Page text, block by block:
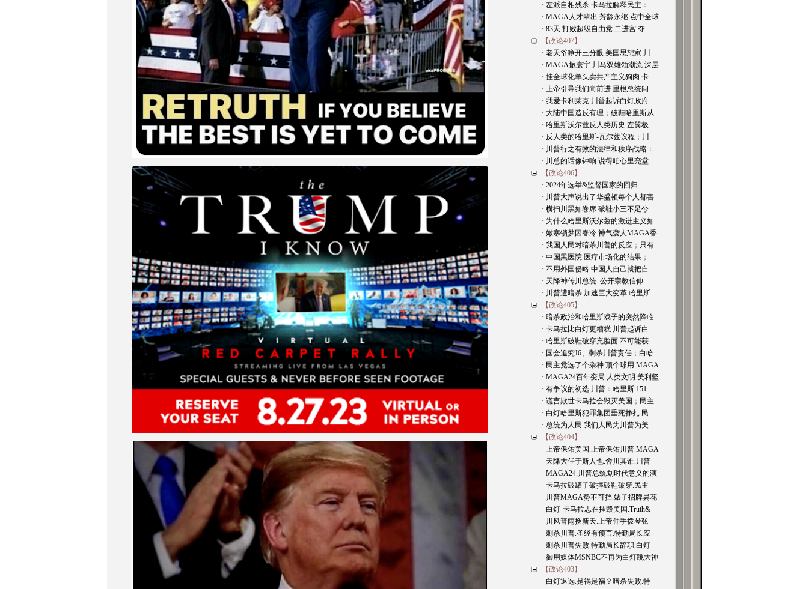
· 左派自相残杀.卡马拉解释民主：
· MAGA人才辈出.芳龄永继.点中全球
· 83天.打败超级自由党.二进宫.夺
【政论407】
· 老天爷睁开三分眼.美国思想家.川
· MAGA振寰宇.川马双雄领潮流.深层
· 挂全球化羊头卖共产主义狗肉.卡
· 上帝引导我们向前进.里根总统问
· 我爱卡利莱克.川普起诉白灯政府.
· 大陆中国造反有理；破鞋哈里斯从
· 哈里斯沃尔兹反人类历史.左翼极
· 反人类的哈里斯-瓦尔兹议程；川
· 川普行之有效的法律和秩序战略：
· 川总的话像钟响.说得咱心里亮堂
【政论406】
· 2024年选举&监督国家的回归.
· 川普大声说出了华盛顿每个人都害
· 横扫川黑如卷席.破鞋小三不足兮
· 为什么哈里斯沃尔兹的激进主义如
· 嫩寒锁梦因春冷.神气袭人MAGA香
· 我国人民对暗杀川普的反应；只有
· 中国黑医院.医疗市场化的结果；
· 不用外国侵略.中国人自己就把自
· 天降神传川总统. 公开宗教信仰.
· 川普遭暗杀.加速巨大变革.哈里斯
【政论405】
· 暗杀政治和哈里斯戏子的突然降临
· 卡马拉比白灯更糟糕.川普起诉白
· 哈里斯破鞋破穿充脸面.不可能获
· 国会追究J6、刺杀川普责任；白哈
· 民主党选了个杂种.顶个球用.MAGA
· MAGA24百年变局.人类文明.美利坚
· 有争议的初选.川普：哈里斯.151:
· 谎言欺世卡马拉会毁灭美国；民主
· 白灯哈里斯犯罪集团垂死挣扎.民
· 总统为人民.我们人民为川普为美
【政论404】
· 上帝保佑美国.上帝保佑川普.MAGA
· 天降大任于斯人也.舍川其谁.川普
· MAGA24.川普总统划时代意义的演
· 卡马拉破罐子破摔破鞋破穿.民主
· 川普MAGA势不可挡.婊子招牌昙花
· 白灯-卡马拉志在摧毁美国.Truth&
· 川风普雨换新天.上帝伸手拨琴弦
· 刺杀川普.圣经有预言.特勤局长应
· 刺杀川普失败.特勤局长辞职.白灯
· 御用媒体MSNBC不再为白灯跳大神
【政论403】
· 白灯退选.是祸是福？暗杀失败.特